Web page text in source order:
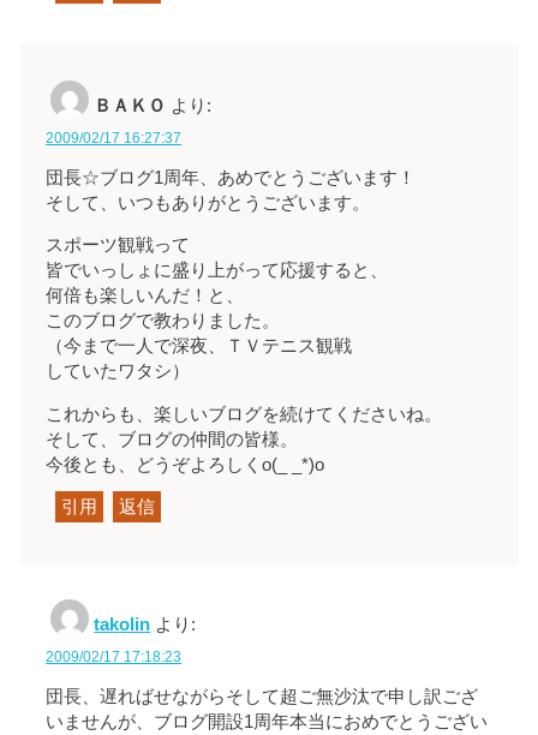
ＢＡＫＯ より:
2009/02/17 16:27:37
団長☆ブログ1周年、あめでとうございます！
そして、いつもありがとうございます。
スポーツ観戦って
皆でいっしょに盛り上がって応援すると、
何倍も楽しいんだ！と、
このブログで教わりました。
（今まで一人で深夜、ＴＶテニス観戦
していたワタシ）
これからも、楽しいブログを続けてくださいね。
そして、ブログの仲間の皆様。
今後とも、どうぞよろしくo(_ _*)o
引用 返信
takolin より:
2009/02/17 17:18:23
団長、遅ればせながらそして超ご無沙汰で申し訳ござ
いませんが、ブログ開設1周年本当におめでとうござい